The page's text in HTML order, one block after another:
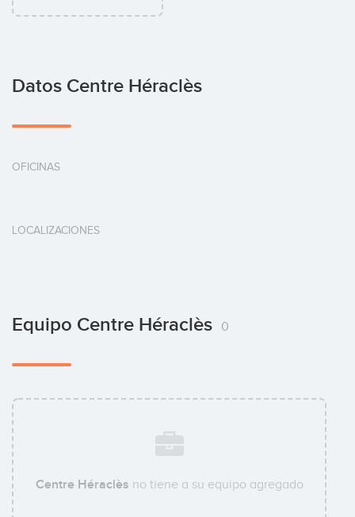
Datos Centre Héraclès
OFICINAS
LOCALIZACIONES
Equipo Centre Héraclès 0
Centre Héraclès no tiene a su equipo agregado